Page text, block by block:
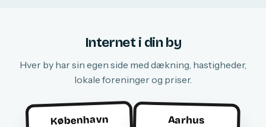
Internet i din by
Hver by har sin egen side med dækning, hastigheder,
lokale foreninger og priser.
København Aarhus